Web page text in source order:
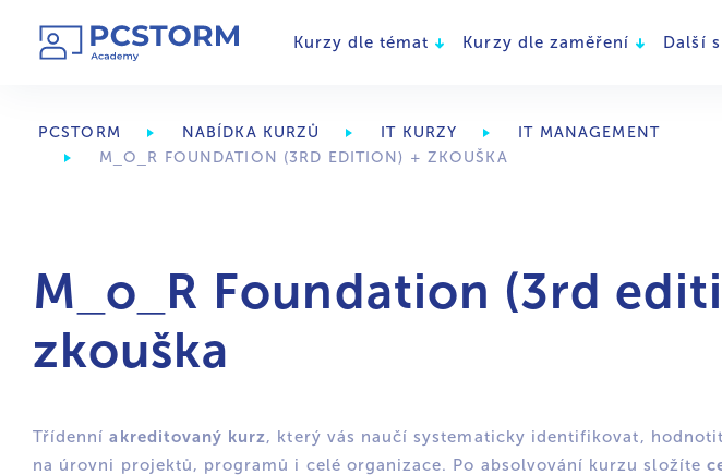
Kurzy dle témat Kurzy dle zaměření Další
PCSTORM NABÍDKA KURZŮ IT KURZY
IT MANAGEMENT
M_O_R FOUNDATION (3RD EDITION) + ZKOUŠKA
M_o_R Foundation (3rd
zkouška
Třídenníakreditovaný kurz, který vás naučí systematicky identifikovat,
na úrovni projektů, programů i celé organizace. Po absolvování kurzu složíte